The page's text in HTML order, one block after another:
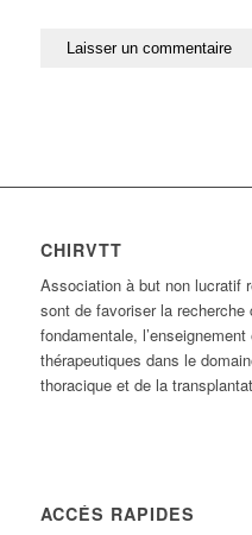
CHIRVTT
Association à but non lucratif
sont de favoriser la recherche
fondamentale,
thérapeutiques dans le
thoracique et de la
ACCÉS RAPIDES